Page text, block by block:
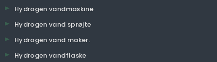
Hydrogen vandmaskine
Hydrogen vand sprøjte
Hydrogen vand maker.
Hydrogen vandflaske